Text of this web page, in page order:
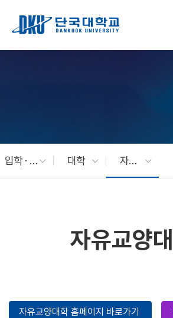
입학 · 교육 대학 자유교양대학
자유교양
자유교양대학 홈페이지 바로가기